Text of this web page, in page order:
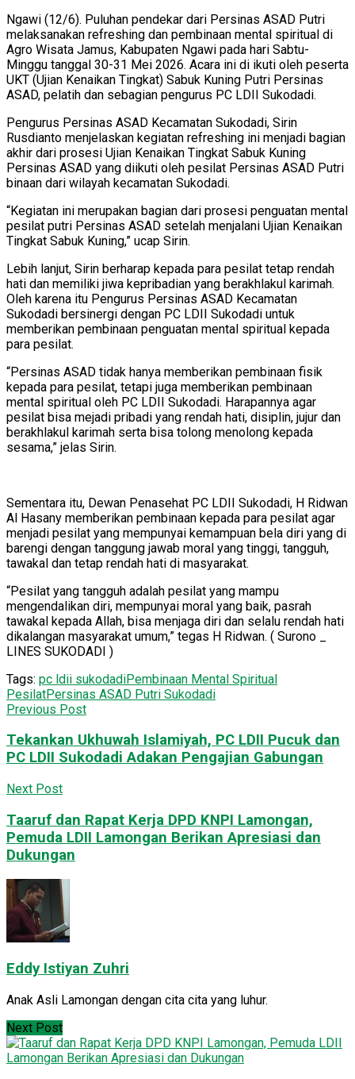
Ngawi (12/6). Puluhan pendekar dari Persinas ASAD Putri
melaksanakan refreshing dan pembinaan mental spiritual di
Agro Wisata Jamus, Kabupaten Ngawi pada hari Sabtu-
Minggu tanggal 30-31 Mei 2026. Acara ini di ikuti oleh peserta
UKT (Ujian Kenaikan Tingkat) Sabuk Kuning Putri Persinas
ASAD, pelatih dan sebagian pengurus PC LDII Sukodadi.
Pengurus Persinas ASAD Kecamatan Sukodadi, Sirin
Rusdianto menjelaskan kegiatan refreshing ini menjadi bagian
akhir dari prosesi Ujian Kenaikan Tingkat Sabuk Kuning
Persinas ASAD yang diikuti oleh pesilat Persinas ASAD Putri
binaan dari wilayah kecamatan Sukodadi.
“Kegiatan ini merupakan bagian dari prosesi penguatan mental
pesilat putri Persinas ASAD setelah menjalani Ujian Kenaikan
Tingkat Sabuk Kuning,” ucap Sirin.
Lebih lanjut, Sirin berharap kepada para pesilat tetap rendah
hati dan memiliki jiwa kepribadian yang berakhlakul karimah.
Oleh karena itu Pengurus Persinas ASAD Kecamatan
Sukodadi bersinergi dengan PC LDII Sukodadi untuk
memberikan pembinaan penguatan mental spiritual kepada
para pesilat.
“Persinas ASAD tidak hanya memberikan pembinaan fisik
kepada para pesilat, tetapi juga memberikan pembinaan
mental spiritual oleh PC LDII Sukodadi. Harapannya agar
pesilat bisa mejadi pribadi yang rendah hati, disiplin, jujur dan
berakhlakul karimah serta bisa tolong menolong kepada
sesama,” jelas Sirin.
Sementara itu, Dewan Penasehat PC LDII Sukodadi, H Ridwan
Al Hasany memberikan pembinaan kepada para pesilat agar
menjadi pesilat yang mempunyai kemampuan bela diri yang di
barengi dengan tanggung jawab moral yang tinggi, tangguh,
tawakal dan tetap rendah hati di masyarakat.
“Pesilat yang tangguh adalah pesilat yang mampu
mengendalikan diri, mempunyai moral yang baik, pasrah
tawakal kepada Allah, bisa menjaga diri dan selalu rendah hati
dikalangan masyarakat umum,” tegas H Ridwan. ( Surono _
LINES SUKODADI )
Tags: pc ldii sukodadiPembinaan Mental Spiritual
PesilatPersinas ASAD Putri Sukodadi
Previous Post
Tekankan Ukhuwah Islamiyah, PC LDII Pucuk dan
PC LDII Sukodadi Adakan Pengajian Gabungan
Next Post
Taaruf dan Rapat Kerja DPD KNPI Lamongan,
Pemuda LDII Lamongan Berikan Apresiasi dan
Dukungan
Eddy Istiyan Zuhri
Anak Asli Lamongan dengan cita cita yang luhur.
Next Post